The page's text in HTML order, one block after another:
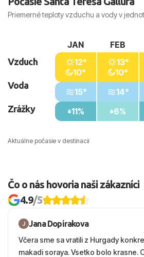
Priemerné teploty vzduchu a vody v
Aktuálne počasie v destinacii
Vzduch
Voda
Zrážky
JAN
12°
10°
15°
11%
FEB
13°
10°
14°
6%
Čo o nás hovoria naši zákazníci
4.9/5
Jana Dopirakova
Včera sme sa vratili z Hurgady
makadi soraya. Vsetko bolo krasne.